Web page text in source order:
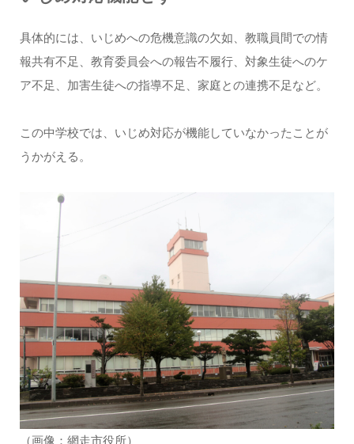
具体的には、いじめへの危機意識の欠如、教職員間での情
報共有不足、教育委員会への報告不履行、対象生徒へのケ
ア不足、加害生徒への指導不足、家庭との連携不足など。
この中学校では、いじめ対応が機能していなかったことが
うかがえる。
（画像：網走市役所）